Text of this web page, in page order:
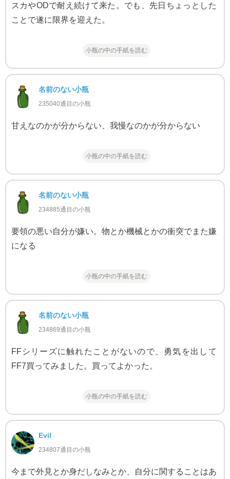
スカやODで耐え続けて来た。でも、先日ちょっとした
ことで遂に限界を迎えた。
小瓶の中の手紙を読む
名前のない小瓶
235040通目の小瓶
甘えなのかが分からない、我慢なのかが分からない
小瓶の中の手紙を読む
名前のない小瓶
234885通目の小瓶
要領の悪い自分が嫌い。物とか機械とかの衝突でまた嫌
になる
小瓶の中の手紙を読む
名前のない小瓶
234869通目の小瓶
FFシリーズに触れたことがないので、勇気を出して
FF7買ってみました。買ってよかった。
小瓶の中の手紙を読む
Evil
234807通目の小瓶
今まで外見とか身だしなみとか、自分に関することはあ